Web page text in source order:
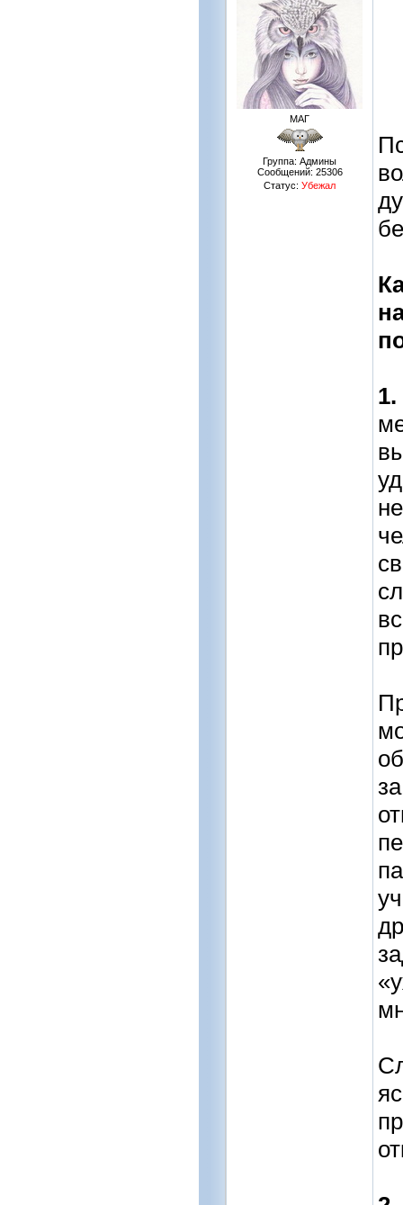
МАГ
Группа: Админы
Сообщений: 25306
Статус: Убежал